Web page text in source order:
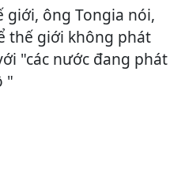
giới, ông Tongia nói,
thế giới không phát
"các nước đang phát
"